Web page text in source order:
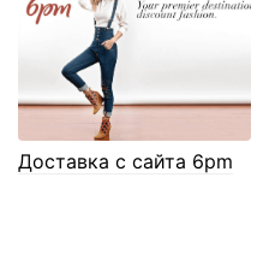
Доставка с сайта 6pm